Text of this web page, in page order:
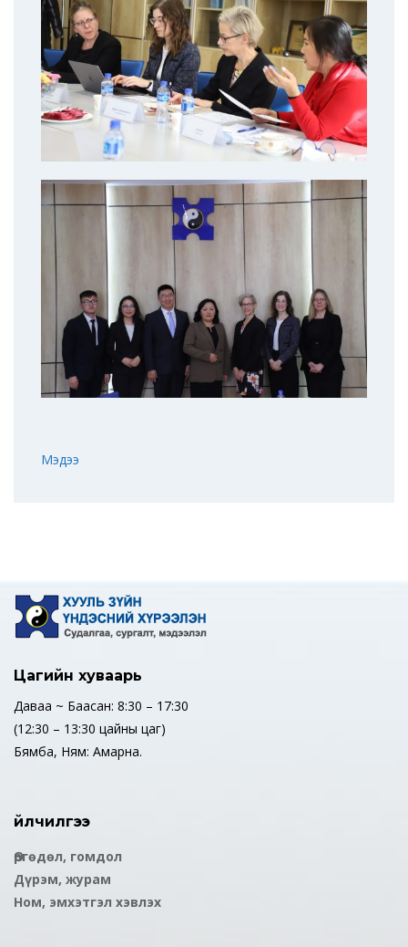
Мэдээ
Цагийн хуваарь
Даваа ~ Баасан: 8:30 – 17:30
(12:30 – 13:30 цайны цаг)
Бямба, Ням: Амарна.
Үйлчилгээ
Өргөдөл, гомдол
Дүрэм, журам
Ном, эмхэтгэл хэвлэх